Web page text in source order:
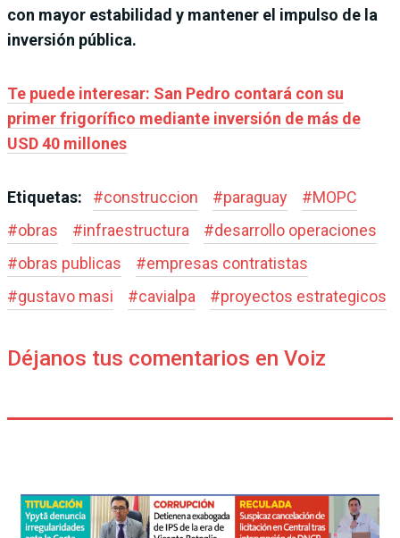
con mayor estabilidad y mantener el impulso de la
inversión pública.
Te puede interesar: San Pedro contará con su
primer frigorífico mediante inversión de más de
USD 40 millones
Etiquetas: #construccion #paraguay #MOPC
#obras #infraestructura #desarrollo operaciones
#obras publicas #empresas contratistas
#gustavo masi #cavialpa #proyectos estrategicos
Déjanos tus comentarios en Voiz